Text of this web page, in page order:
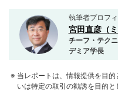
執筆者プロフ
宮田直彦（
チーフ・テク
デミア学長
当レポートは、情報提供を目
いは特定の取引の勧誘を目的と